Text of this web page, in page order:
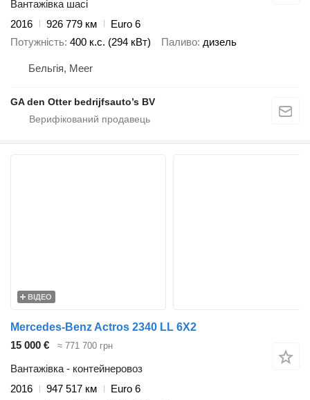
Вантажівка шасі
2016
926 779 км
Euro 6
Потужність 400 к.с. (294 кВт) Паливо дизель
Бельгія, Meer
GA den Otter bedrijfsauto’s BV
ВІДЕО
Mercedes-Benz Actros 2340 LL 6X2
15 000 €
≈ 771 700 грн
Вантажівка - контейнеровоз
2016
947 517 км
Euro 6